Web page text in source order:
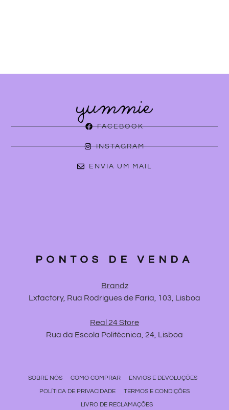
FACEBOOK
INSTAGRAM
ENVIA UM MAIL
PONTOS DE VENDA
Brandz
Lxfactory, Rua Rodrigues de Faria, 103, Lisboa
Real 24 Store
Rua da Escola Politécnica, 24, Lisboa
SOBRE NÓS COMO COMPRAR
ENVIOS E DEVOLUÇÕES
POLÍTICA DE PRIVACIDADE
TERMOS E CONDIÇÕES
LIVRO DE RECLAMAÇÕES